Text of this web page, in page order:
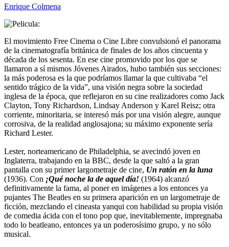
Enrique Colmena
El movimiento Free Cinema o Cine Libre convulsionó el panorama
de la cinematografía británica de finales de los años cincuenta y
década de los sesenta. En ese cine promovido por los que se
llamaron a sí mismos Jóvenes Airados, hubo también sus secciones:
la más poderosa es la que podríamos llamar la que cultivaba “el
sentido trágico de la vida”, una visión negra sobre la sociedad
inglesa de la época, que reflejaron en su cine realizadores como Jack
Clayton, Tony Richardson, Lindsay Anderson y Karel Reisz; otra
corriente, minoritaria, se interesó más por una visión alegre, aunque
corrosiva, de la realidad anglosajona; su máximo exponente sería
Richard Lester.
Lester, norteamericano de Philadelphia, se avecindó joven en
Inglaterra, trabajando en la BBC, desde la que saltó a la gran
pantalla con su primer largometraje de cine, Un ratón en la luna
(1936). Con ¡Qué noche la de aquel día! (1964) alcanzó
definitivamente la fama, al poner en imágenes a los entonces ya
pujantes The Beatles en su primera aparición en un largometraje de
ficción, mezclando el cineasta yanqui con habilidad su propia visión
de comedia ácida con el tono pop que, inevitablemente, impregnaba
todo lo beatleano, entonces ya un poderosísimo grupo, y no sólo
musical.